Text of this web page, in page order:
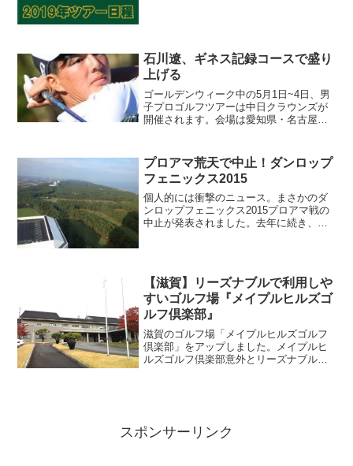
石川遼、ギネス記録コースで盛り
上げる
ゴールデンウィーク中の5月1日~4日、男
子プロゴルフツアーは中日クラウンズが
開催されます。会場は愛知県・名古屋ゴ
石川遼の参戦。前週のつるやオープンゴ
ルフトーナメ...
プロアマ荒天で中止！ダンロップ
フェニックス2015
個人的には衝撃のニュース。まさかのダ
ンロップフェニックス2015プロアマ戦の
中止が発表されました。去年に続き、今
のホテル「シェラトン...
【滋賀】リーズナブルで利用しや
すいゴルフ場『メイプルヒルズゴ
ルフ倶楽部』
滋賀のゴルフ場「メイプルヒルズゴルフ
倶楽部」をアップしました。メイプルヒ
ルズゴルフ倶楽部意外とリーズナブルな
スポンサーリンク